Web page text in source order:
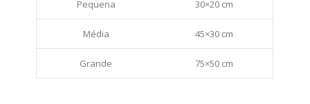
Pequena 30×20 cm
Média 45×30 cm
Grande 75×50 cm